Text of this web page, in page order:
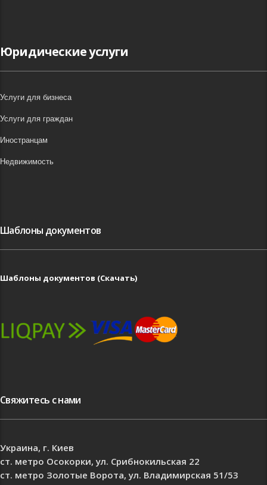
Юридические услуги
Услуги для бизнеса
Услуги для граждан
Иностранцам
Недвижимость
Шаблоны документов
Шаблоны документов (Скачать)
Свяжитесь с нами
Украина, г. Киев
ст. метро Осокорки, ул. Срибнокильская 22
ст. метро Золотые Ворота, ул. Владимирская 51/53